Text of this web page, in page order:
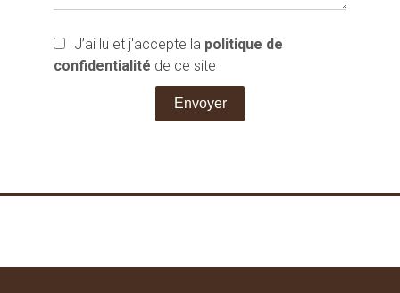
J’ai lu et j'accepte la politique de
confidentialité de ce site
Envoyer